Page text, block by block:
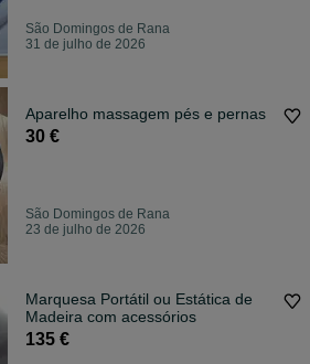
São Domingos de Rana
31 de julho de 2026
Aparelho massagem pés e pernas
30 €
São Domingos de Rana
23 de julho de 2026
Marquesa Portátil ou Estática de
Madeira com acessórios
135 €